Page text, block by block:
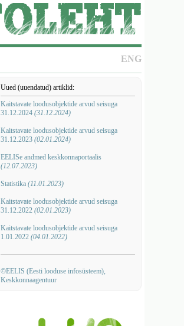
ENG
Uued (uuendatud) artiklid:
Kaitstavate loodusobjektide arvud seisuga
31.12.2024 (31.12.2024)
Kaitstavate loodusobjektide arvud seisuga
31.12.2023 (02.01.2024)
EELISe andmed keskkonnaportaalis
(12.07.2023)
Statistika (11.01.2023)
Kaitstavate loodusobjektide arvud seisuga
31.12.2022 (02.01.2023)
Kaitstavate loodusobjektide arvud seisuga
1.01.2022 (04.01.2022)
©EELIS (Eesti looduse infosüsteem),
Keskkonnaagentuur